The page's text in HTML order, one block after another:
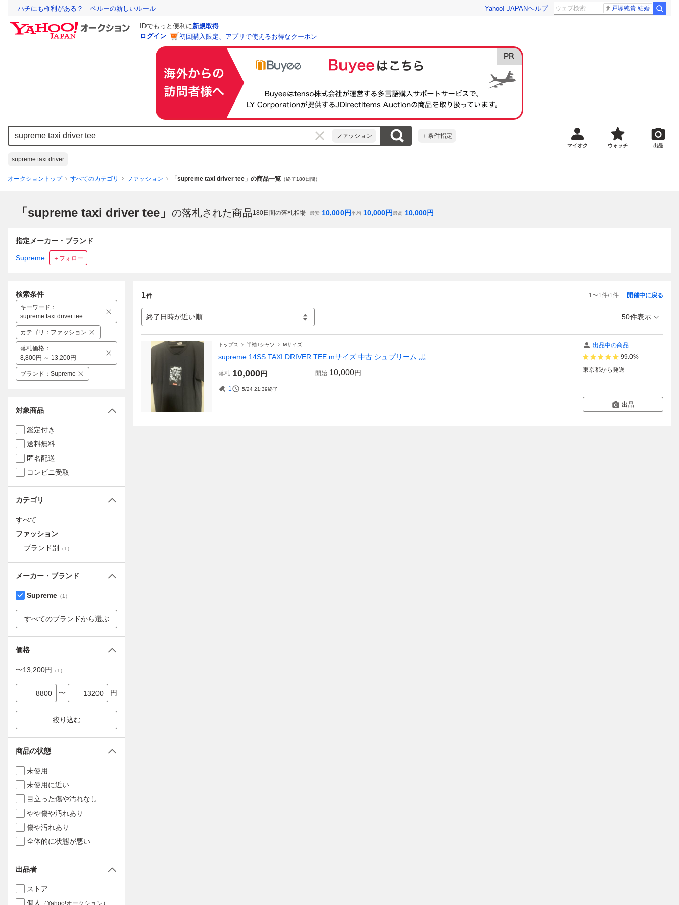
ハチにも権利がある？ ペルーの新しいルール Yahoo! JAPANヘルプ 戸塚純貴 結婚
IDでもっと便利に新規取得
ログイン
初回購入限定、アプリで使えるお得なクーポン
ファッション ＋条件指定
supreme taxi driver
マイオク ウォッチ 出品
オークショントップ すべてのカテゴリ ファッション 「supreme taxi driver tee」の商品一覧 （終了180日間）
「supreme taxi driver tee」 の落札された商品180日間の落札相場 最安 10,000円平均 10,000円最高 10,000円
指定メーカー・ブランド
Supreme ＋フォロー
1件 1〜1件/1件
終了日時が近い順
開催中に戻る
50件表示
トップス 半袖Tシャツ Mサイズ
supreme 14SS TAXI DRIVER TEE mサイズ 中古 シュプリーム 黒
落札 10,000円 開始 10,000円
1 5/24 21:39終了
出品中の商品
99.0%
東京都から発送
出品
検索条件
キーワード ：
supreme taxi driver tee
カテゴリ ： ファッション
落札価格 ：
8,800円 ～ 13,200円
ブランド ： Supreme
対象商品
鑑定付き
送料無料
匿名配送
コンビニ受取
カテゴリ
すべて
ファッション
ブランド別
（1 ）
メーカー・ブランド
Supreme （1 ）
すべてのブランドから選ぶ
価格
〜13,200円 （1 ）
〜 円
絞り込む
商品の状態
未使用
未使用に近い
目立った傷や汚れなし
やや傷や汚れあり
傷や汚れあり
全体的に状態が悪い
出品者
ストア
個人
（Yahoo!オークション）